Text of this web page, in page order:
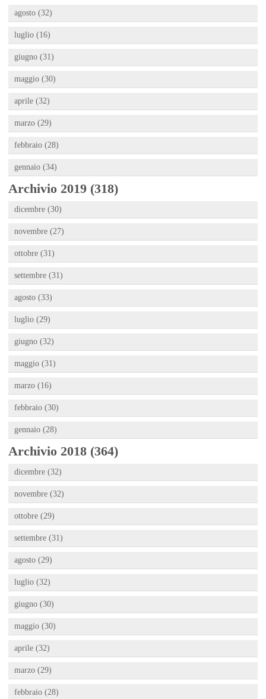
agosto (32)
luglio (16)
giugno (31)
maggio (30)
aprile (32)
marzo (29)
febbraio (28)
gennaio (34)
Archivio 2019 (318)
dicembre (30)
novembre (27)
ottobre (31)
settembre (31)
agosto (33)
luglio (29)
giugno (32)
maggio (31)
marzo (16)
febbraio (30)
gennaio (28)
Archivio 2018 (364)
dicembre (32)
novembre (32)
ottobre (29)
settembre (31)
agosto (29)
luglio (32)
giugno (30)
maggio (30)
aprile (32)
marzo (29)
febbraio (28)